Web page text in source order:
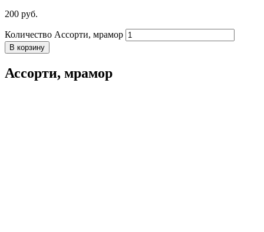
200 руб.
Количество Ассорти, мрамор
В корзину
Ассорти, мрамор